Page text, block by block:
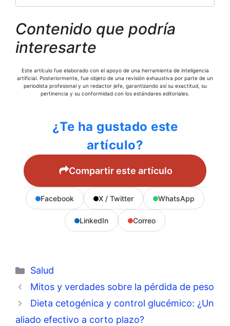
Contenido que podría
interesarte
Este artículo fue elaborado con el apoyo de una herramienta de inteligencia
artificial. Posteriormente, fue objeto de una revisión exhaustiva por parte de un
periodista profesional y un redactor jefe, garantizando así su exactitud, su
pertinencia y su conformidad con los estándares editoriales.
¿Te ha gustado este
artículo?
Compartir este artículo
Facebook X / Twitter WhatsApp
LinkedIn Correo
Categorías
Salud
Mitos y verdades sobre la pérdida de peso
Dieta cetogénica y control glucémico: ¿Un
aliado efectivo a corto plazo?